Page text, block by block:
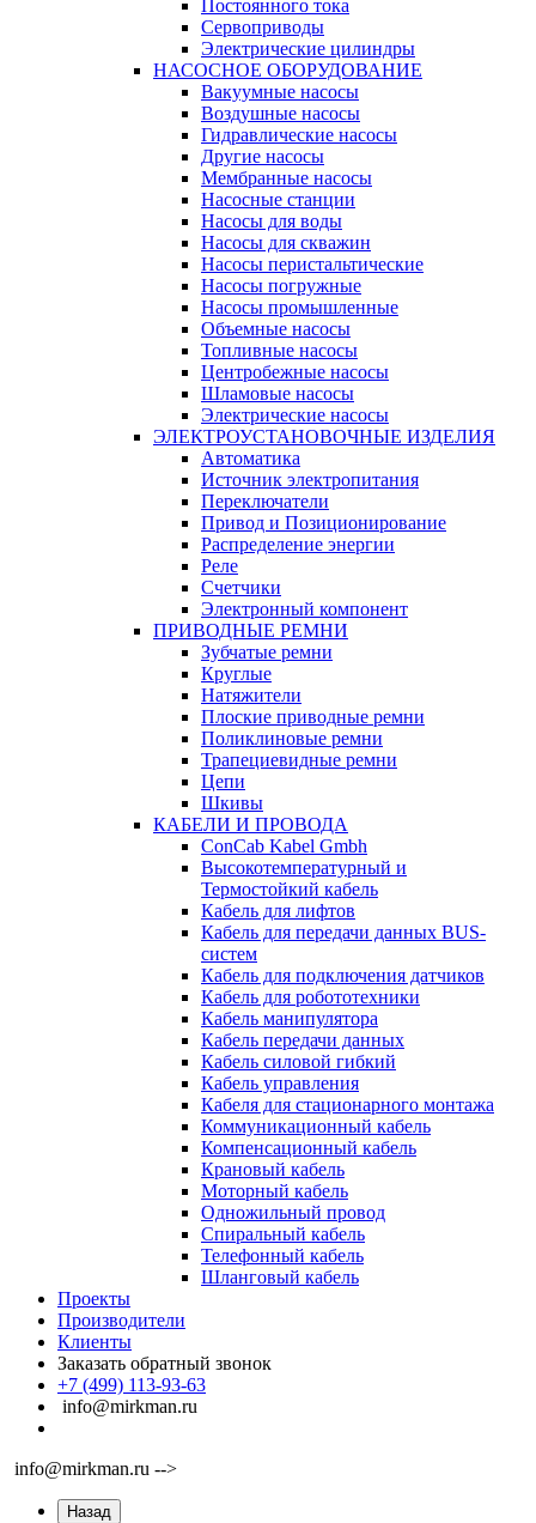
Постоянного тока
Сервоприводы
Электрические цилиндры
НАСОСНОЕ ОБОРУДОВАНИЕ
Вакуумные насосы
Воздушные насосы
Гидравлические насосы
Другие насосы
Мембранные насосы
Насосные станции
Насосы для воды
Насосы для скважин
Насосы перистальтические
Насосы погружные
Насосы промышленные
Объемные насосы
Топливные насосы
Центробежные насосы
Шламовые насосы
Электрические насосы
ЭЛЕКТРОУСТАНОВОЧНЫЕ ИЗДЕЛИЯ
Автоматика
Источник электропитания
Переключатели
Привод и Позиционирование
Распределение энергии
Реле
Счетчики
Электронный компонент
ПРИВОДНЫЕ РЕМНИ
Зубчатые ремни
Круглые
Натяжители
Плоские приводные ремни
Поликлиновые ремни
Трапециевидные ремни
Цепи
Шкивы
КАБЕЛИ И ПРОВОДА
ConCab Kabel Gmbh
Высокотемпературный и
Термостойкий кабель
Кабель для лифтов
Кабель для передачи данных BUS-
систем
Кабель для подключения датчиков
Кабель для робототехники
Кабель манипулятора
Кабель передачи данных
Кабель силовой гибкий
Кабель управления
Кабеля для стационарного монтажа
Коммуникационный кабель
Компенсационный кабель
Крановый кабель
Моторный кабель
Одножильный провод
Спиральный кабель
Телефонный кабель
Шланговый кабель
Проекты
Производители
Клиенты
Заказать обратный звонок
+7 (499) 113-93-63
info@mirkman.ru
info@mirkman.ru -->
Назад